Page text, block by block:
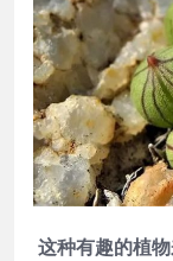
这种有趣的植